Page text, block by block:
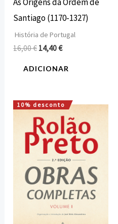
Santiago (1170-1327)
História de Portugal
16,00€ 14,40€
ADICIONAR
10% desconto
O
preço
original
era:
22,00 €.
O
preço
atual
é:
19,80 €.